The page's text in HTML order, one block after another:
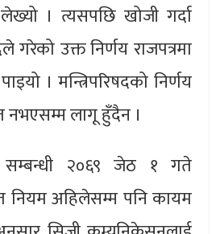
लेख्यो । त्यसपछि खोजी गर्दा
गरेको उक्त निर्णय राजपत्रमा
। मन्त्रिपरिषदको निर्णय
नभएसम्म लागू हुँदैन ।
सम्बन्धी २०६९ जेठ १ गते
नियम अहिलेसम्म पनि कायम